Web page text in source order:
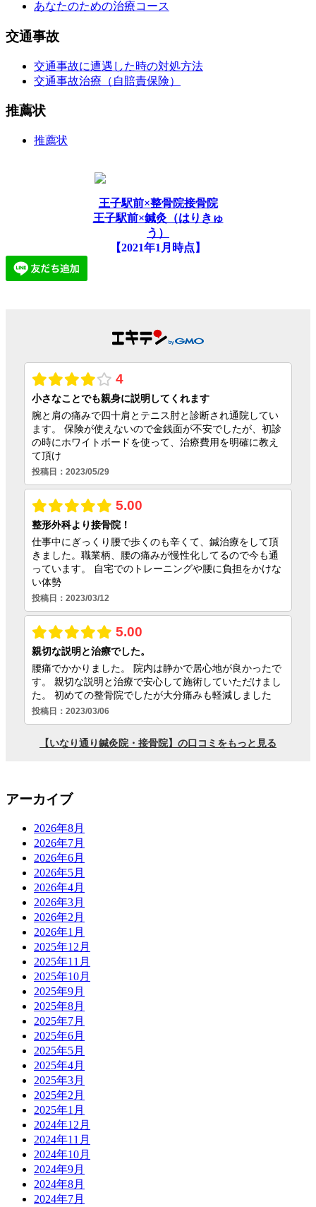
あなたのための治療コース
交通事故
交通事故に遭遇した時の対処方法
交通事故治療（自賠責保険）
推薦状
推薦状
王子駅前×整骨院接骨院
王子駅前×鍼灸（はりきゅ
う）
【2021年1月時点】
アーカイブ
2026年8月
2026年7月
2026年6月
2026年5月
2026年4月
2026年3月
2026年2月
2026年1月
2025年12月
2025年11月
2025年10月
2025年9月
2025年8月
2025年7月
2025年6月
2025年5月
2025年4月
2025年3月
2025年2月
2025年1月
2024年12月
2024年11月
2024年10月
2024年9月
2024年8月
2024年7月